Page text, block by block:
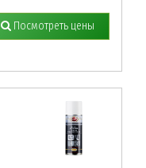
Посмотреть цены